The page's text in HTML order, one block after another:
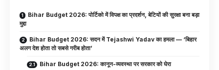
Bihar Budget 2026: पोर्टिको में विपक्ष का प्रदर्शन, बेटियों की सुरक्षा बना बड़ा
मुद्दा
Bihar Budget 2026: सदन में Tejashwi Yadav का हमला — ‘बिहार
अलग देश होता तो सबसे गरीब होता’
Bihar Budget 2026: कानून-व्यवस्था पर सरकार को घेरा